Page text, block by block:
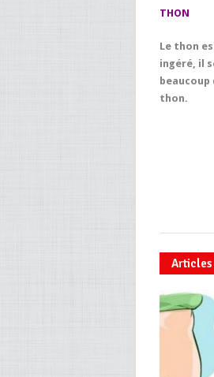
THON
Le thon
ingéré, il
beaucoup
thon.
Articles